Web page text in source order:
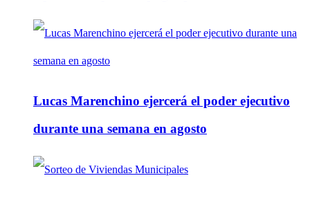
Lucas Marenchino ejercerá el poder ejecutivo
durante una semana en agosto